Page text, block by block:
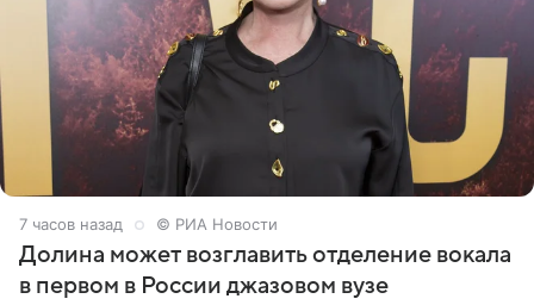
7 часов назад © РИА Новости
Долина может возглавить отделение вокала
в первом в России джазовом вузе